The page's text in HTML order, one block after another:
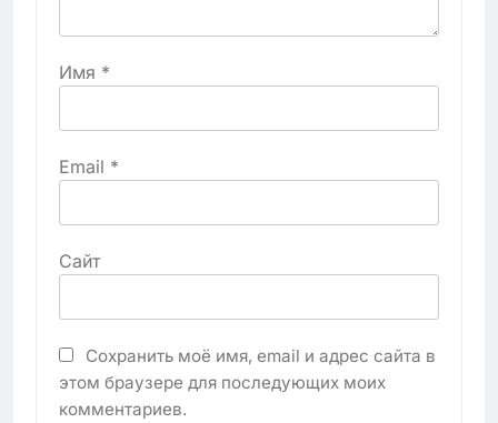
Имя *
Email *
Сайт
Сохранить моё имя, email и адрес сайта в
этом браузере для последующих моих
комментариев.